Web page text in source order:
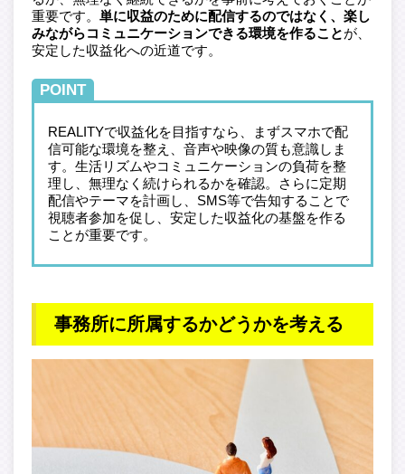
重要です。 単に収益のために配信するのではなく、楽し
みながらコミュニケーションできる環境を作ることが、
安定した収益化への近道です。
POINT
REALITYで収益化を目指すなら、まずスマホで配
信可能な環境を整え、音声や映像の質も意識しま
す。生活リズムやコミュニケーションの負荷を整
理し、無理なく続けられるかを確認。さらに定期
配信やテーマを計画し、SMS等で告知することで
視聴者参加を促し、安定した収益化の基盤を作る
ことが重要です。
事務所に所属するかどうかを考える